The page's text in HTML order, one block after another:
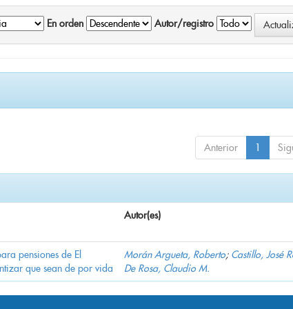
En orden Autor/registro
Anterior 1
Autor(es)
pensiones de El
que sean de por vida
Morán Argueta, Roberto; Castillo, José
De Rosa, Claudio M.